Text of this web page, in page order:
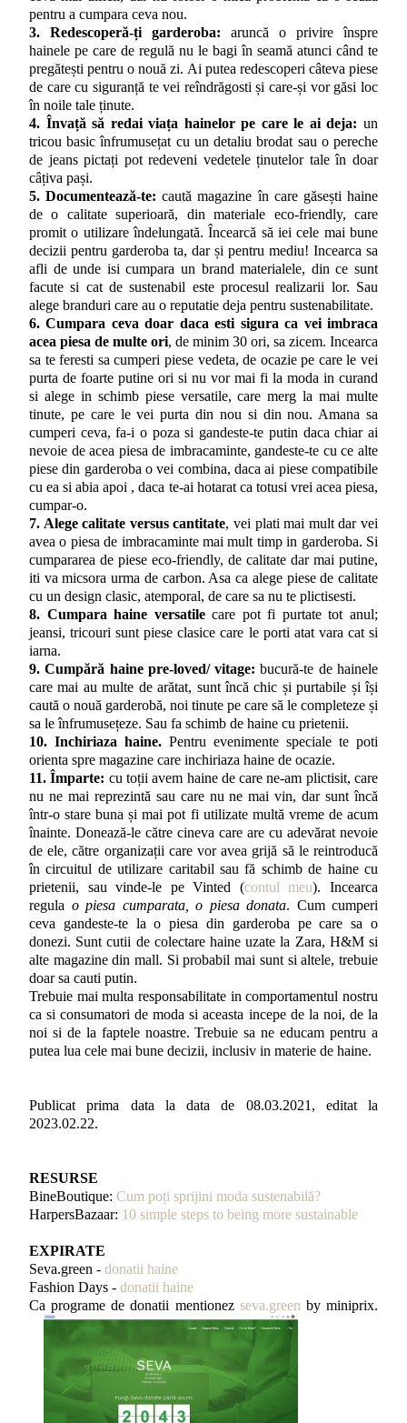
pentru a cumpara ceva nou.
3. Redescoperă-ți garderoba: aruncă o privire înspre
hainele pe care de regulă nu le bagi în seamă atunci când te
pregătești pentru o nouă zi. Ai putea redescoperi câteva piese
de care cu siguranță te vei reîndrăgosti și care-și vor găsi loc
în noile tale ținute.
4. Învață să redai viața hainelor pe care le ai deja: un
tricou basic înfrumusețat cu un detaliu brodat sau o pereche
de jeans pictați pot redeveni vedetele ținutelor tale în doar
câțiva pași.
5. Documentează-te: caută magazine în care găsești haine
de o calitate superioară, din materiale eco-friendly, care
promit o utilizare îndelungată. Încearcă să iei cele mai bune
decizii pentru garderoba ta, dar și pentru mediu! Incearca sa
afli de unde isi cumpara un brand materialele, din ce sunt
facute si cat de sustenabil este procesul realizarii lor. Sau
alege branduri care au o reputatie deja pentru sustenabilitate.
6. Cumpara ceva doar daca esti sigura ca vei imbraca
acea piesa de multe ori, de minim 30 ori, sa zicem. Incearca
sa te feresti sa cumperi piese vedeta, de ocazie pe care le vei
purta de foarte putine ori si nu vor mai fi la moda in curand
si alege in schimb piese versatile, care merg la mai multe
tinute, pe care le vei purta din nou si din nou. Amana sa
cumperi ceva, fa-i o poza si gandeste-te putin daca chiar ai
nevoie de acea piesa de imbracaminte, gandeste-te cu ce alte
piese din garderoba o vei combina, daca ai piese compatibile
cu ea si abia apoi , daca te-ai hotarat ca totusi vrei acea piesa,
cumpar-o.
7. Alege calitate versus cantitate, vei plati mai mult dar vei
avea o piesa de imbracaminte mai mult timp in garderoba. Si
cumpararea de piese eco-friendly, de calitate dar mai putine,
iti va micsora urma de carbon. Asa ca alege piese de calitate
cu un design clasic, atemporal, de care sa nu te plictisesti.
8. Cumpara haine versatilecare pot fi purtate tot anul;
jeansi, tricouri sunt piese clasice care le porti atat vara cat si
iarna.
9. Cumpără haine pre-loved/ vitage: bucură-te de hainele
care mai au multe de arătat, sunt încă chic și purtabile și își
caută o nouă garderobă, noi tinute pe care să le completeze și
sa le înfrumusețeze. Sau fa schimb de haine cu prietenii.
10. Inchiriaza haine. Pentru evenimente speciale te poti
orienta spre magazine care inchiriaza haine de ocazie.
11. Împarte: cu toții avem haine de care ne-am plictisit, care
nu ne mai reprezintă sau care nu ne mai vin, dar sunt încă
într-o stare buna și mai pot fi utilizate multă vreme de acum
înainte. Donează-le către cineva care are cu adevărat nevoie
de ele, către organizații care vor avea grijă să le reintroducă
în circuitul de utilizare caritabil sau fă schimb de haine cu
prietenii, sau vinde-le pe Vinted (contul meu). Incearca
regula o piesa cumparata, o piesa donata. Cum cumperi
ceva gandeste-te la o piesa din garderoba pe care sa o
donezi. Sunt cutii de colectare haine uzate la Zara, H&M si
alte magazine din mall. Si probabil mai sunt si altele, trebuie
doar sa cauti putin.
Trebuie mai multa responsabilitate in comportamentul nostru
ca si consumatori de moda si aceasta incepe de la noi, de la
noi si de la faptele noastre. Trebuie sa ne educam pentru a
putea lua cele mai bune decizii, inclusiv in materie de haine.
Publicat prima data la data de 08.03.2021, editat la
2023.02.22.
RESURSE
BineBoutique: Cum poți sprijini moda sustenabilă?
HarpersBazaar: 10 simple steps to being more sustainable
EXPIRATE
Seva.green - donatii haine
Fashion Days - donatii haine
Ca programe de donatii mentionez seva.green by miniprix.